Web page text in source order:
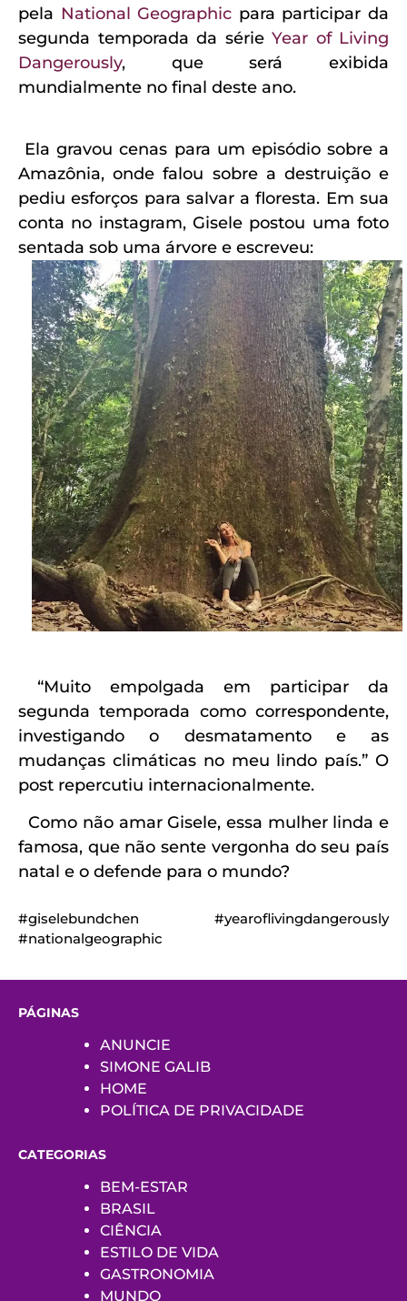
pela National Geographic para participar da
segunda temporada da série Year of Living
Dangerously, que será exibida
mundialmente no final deste ano.
Ela gravou cenas para um episódio sobre a
Amazônia, onde falou sobre a destruição e
pediu esforços para salvar a floresta. Em sua
conta no instagram, Gisele postou uma foto
sentada sob uma árvore e escreveu:
“Muito empolgada em participar da
segunda temporada como correspondente,
investigando o desmatamento e as
mudanças climáticas no meu lindo país.” O
post repercutiu internacionalmente.
Como não amar Gisele, essa mulher linda e
famosa, que não sente vergonha do seu país
natal e o defende para o mundo?
#giselebundchen #yearoflivingdangerously
#nationalgeographic
PÁGINAS
ANUNCIE
SIMONE GALIB
HOME
POLÍTICA DE PRIVACIDADE
CATEGORIAS
BEM-ESTAR
BRASIL
CIÊNCIA
ESTILO DE VIDA
GASTRONOMIA
MUNDO